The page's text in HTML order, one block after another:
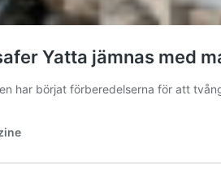
Yatta jämnas med
har börjat förberedelserna för att